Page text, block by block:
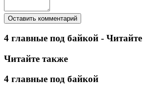
4 главные под байкой -
Читайте также
4 главные под байкой